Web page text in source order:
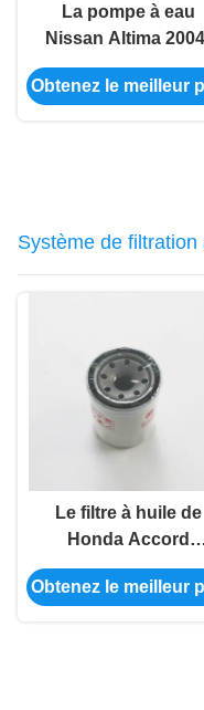
La pompe à eau
Nissan Altima
2008 21010-
6N226/B1010-
Obtenez le meilleur
Système de filtration
Le filtre à huile de
Honda Accord
Odyssey est
pour filtrer l'huile
Obtenez le meilleur